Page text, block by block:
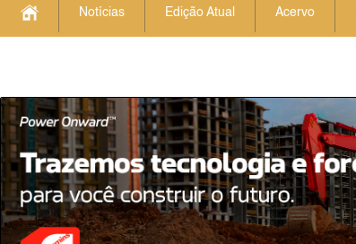
Notícias Edição Atual Acervo